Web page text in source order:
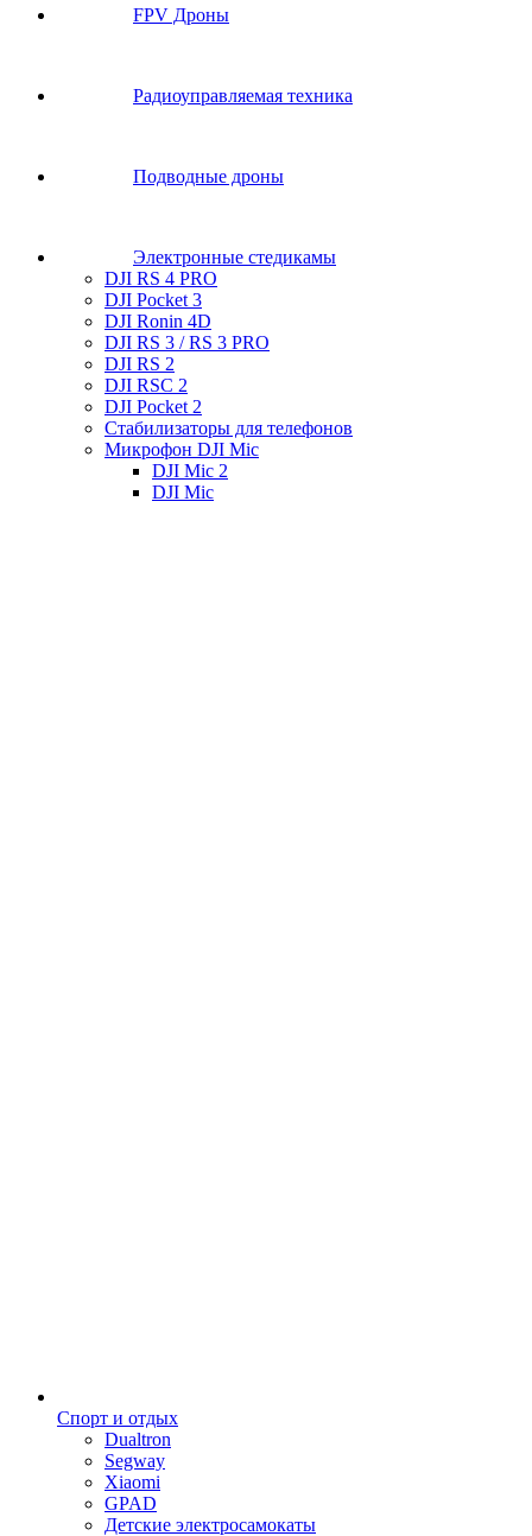
FPV Дроны
Радиоуправляемая техника
Подводные дроны
Электронные стедикамы
DJI RS 4 PRO
DJI Pocket 3
DJI Ronin 4D
DJI RS 3 / RS 3 PRO
DJI RS 2
DJI RSC 2
DJI Pocket 2
Стабилизаторы для телефонов
Микрофон DJI Mic
DJI Mic 2
DJI Mic
Спорт и отдых
Dualtron
Segway
Xiaomi
GPAD
Детские электросамокаты